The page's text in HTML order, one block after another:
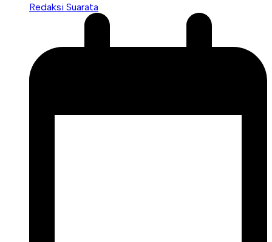
Redaksi Suarata